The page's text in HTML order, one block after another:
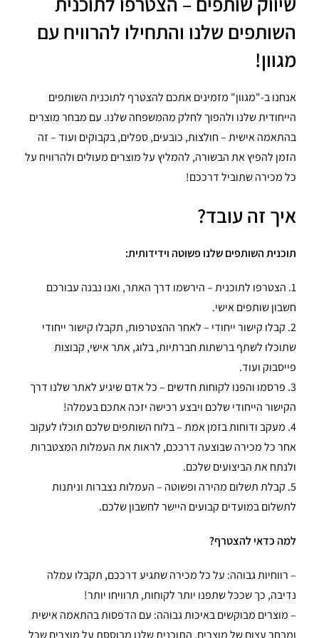
השותפים שלנו והתחילו להרוויח עם
מגוון!
אנחנו ב-"מגוון" מזמינים אתכם להצטרף לתוכנית השותפים
הייחודית שלנו ולהפוך לחלק מהמשפחה שלנו. עם מבחר מוצרים
בהתאמה אישית – חולצות, כובעים, ספלים, בקבוקים ועוד – זה
הזמן להפיץ את הבשורה, להמליץ על מוצרים מעולים ולהרוויח על
כל מכירה שתוביל דרככם!
איך זה עובד?
תוכנית השותפים שלנו פשוטה וידידותית:
1. הצטרפו לתוכנית – הירשמו דרך האתר, ואנו נבנה עבורכם
חשבון שותפים אישי.
2. קבלו קישור ייחודי – לאחר ההצטרפות, תקבלו קישור ייחודי
שתוכלו לשתף ברשתות חברתיות, בלוג, אתר אישי, קבוצות
פייסבוק ועוד.
3. פרסמו והפנו לקוחות חדשים – כל אדם שיגיע לאתר שלנו דרך
הקישור הייחודי שלכם ויבצע רכישה יזכה אתכם בעמלה!
4. מעקב ודוחות בזמן אמת – בלוח השותפים שלכם תוכלו לעקוב
אחר כל מכירה שבוצעה דרככם, לראות את העמלות המצטברות
ולנתח את הביצועים שלכם.
5. קבלת תשלום מהירה ופשוטה – העמלות נצברות וניתנות
לתשלום במועדים קבועים היישר לחשבון שלכם.
למה כדאי להצטרף?
– רווחיות גבוהה: על כל מכירה שתגיע דרככם, תקבלו עמלה
נדיבה, כך שככל שתפנו יותר לקוחות, תרוויחו יותר!
– מוצרים מבוקשים באיכות גבוהה: עם הדפסות בהתאמה אישית
ומבחר עצום של מוצרים, התוכנית שלנו מבוססת על מוצרים שכל